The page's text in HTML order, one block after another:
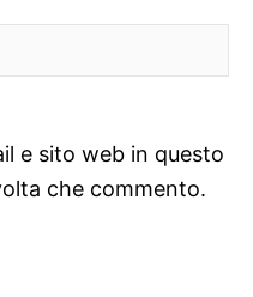
e sito web in questo
che commento.